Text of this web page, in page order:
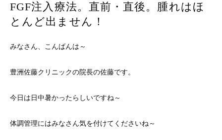
FGF注入療法。直前・直後。腫れはほ
とんど出ません！
みなさん、こんばんは～
豊洲佐藤クリニックの院長の佐藤です。
今日は日中暑かったらしいですね～
体調管理にはみなさん気を付けてくださいね～